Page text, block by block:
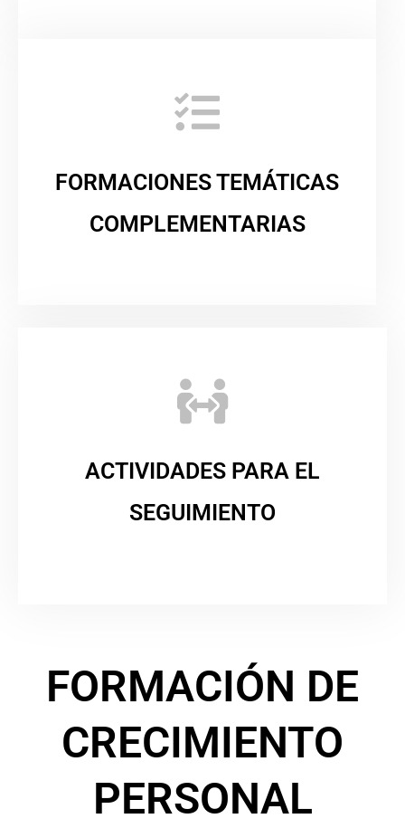
FORMACIONES TEMÁTICAS
COMPLEMENTARIAS
ACTIVIDADES PARA EL
SEGUIMIENTO
FORMACIÓN DE
CRECIMIENTO
PERSONAL